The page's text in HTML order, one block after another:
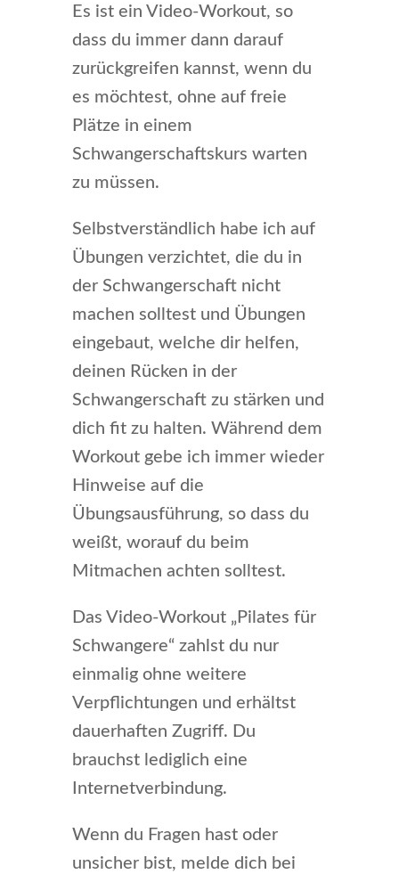
Es ist ein Video-Workout, so
dass du immer dann darauf
zurückgreifen kannst, wenn du
es möchtest, ohne auf freie
Plätze in einem
Schwangerschaftskurs warten
zu müssen.
Selbstverständlich habe ich auf
Übungen verzichtet, die du in
der Schwangerschaft nicht
machen solltest und Übungen
eingebaut, welche dir helfen,
deinen Rücken in der
Schwangerschaft zu stärken und
dich fit zu halten. Während dem
Workout gebe ich immer wieder
Hinweise auf die
Übungsausführung, so dass du
weißt, worauf du beim
Mitmachen achten solltest.
Das Video-Workout „Pilates für
Schwangere“ zahlst du nur
einmalig ohne weitere
Verpflichtungen und erhältst
dauerhaften Zugriff. Du
brauchst lediglich eine
Internetverbindung.
Wenn du Fragen hast oder
unsicher bist, melde dich bei